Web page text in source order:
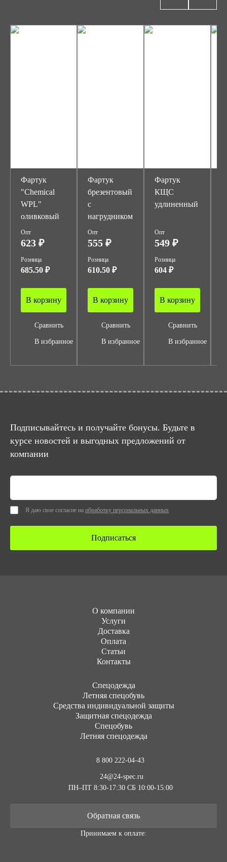
Фартук
"Chemical
WPL"
оливковый
Опт
623 ₽
Розница
685.50 ₽
В корзину
Сравнить
В избранное
Фартук
брезентовый
с
нагрудником
Опт
555 ₽
Розница
610.50 ₽
В корзину
Сравнить
В избранное
Фартук
КЩС
удлиненный
Опт
549 ₽
Розница
604 ₽
В корзину
Сравнить
В избранное
Подписывайтесь и получайте бонусы. Будьте в
курсе новостей и выгодных предложений от
компании
Я даю свое согласие на обработку персональных данных
Подписаться
О компании
Услуги
Доставка
Оплата
Статьи
Контакты
Cпецодежда
Летняя спецобувь
Средства индивидуальной защиты
Защитная спецодежда
Спецобувь
Летняя спецодежда
8 800 222-04-43
24@24-spec.ru
ПН–ПТ 8:30-17:30 СБ 10:00-15:00
Обратная связь
Принимаем к оплате: